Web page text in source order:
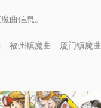
曲信息。
福州镇魔曲 厦门镇魔曲